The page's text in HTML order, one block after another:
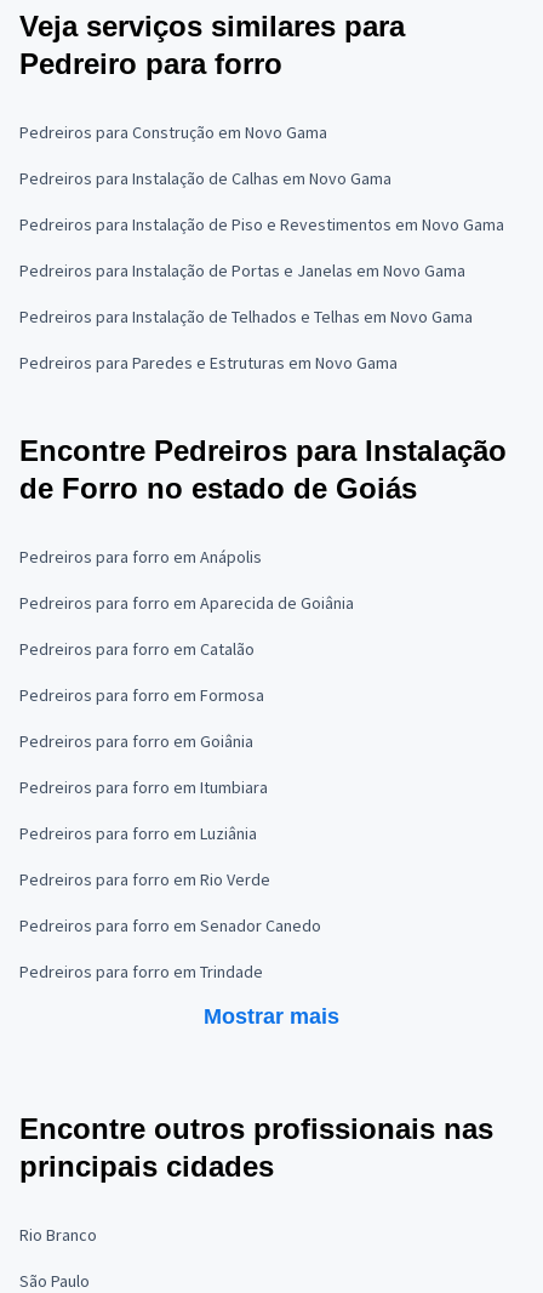
Veja serviços similares para
Pedreiro para forro
Pedreiros para Construção em Novo Gama
Pedreiros para Instalação de Calhas em Novo Gama
Pedreiros para Instalação de Piso e Revestimentos em Novo Gama
Pedreiros para Instalação de Portas e Janelas em Novo Gama
Pedreiros para Instalação de Telhados e Telhas em Novo Gama
Pedreiros para Paredes e Estruturas em Novo Gama
Encontre Pedreiros para Instalação
de Forro no estado de Goiás
Pedreiros para forro em Anápolis
Pedreiros para forro em Aparecida de Goiânia
Pedreiros para forro em Catalão
Pedreiros para forro em Formosa
Pedreiros para forro em Goiânia
Pedreiros para forro em Itumbiara
Pedreiros para forro em Luziânia
Pedreiros para forro em Rio Verde
Pedreiros para forro em Senador Canedo
Pedreiros para forro em Trindade
Mostrar mais
Encontre outros profissionais nas
principais cidades
Rio Branco
São Paulo